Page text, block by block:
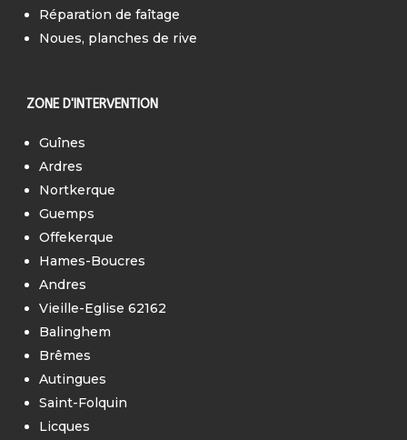
Réparation de faîtage
Noues, planches de rive
ZONE D'INTERVENTION
Guînes
Ardres
Nortkerque
Guemps
Offekerque
Hames-Boucres
Andres
Vieille-Eglise 62162
Balinghem
Brêmes
Autingues
Saint-Folquin
Licques